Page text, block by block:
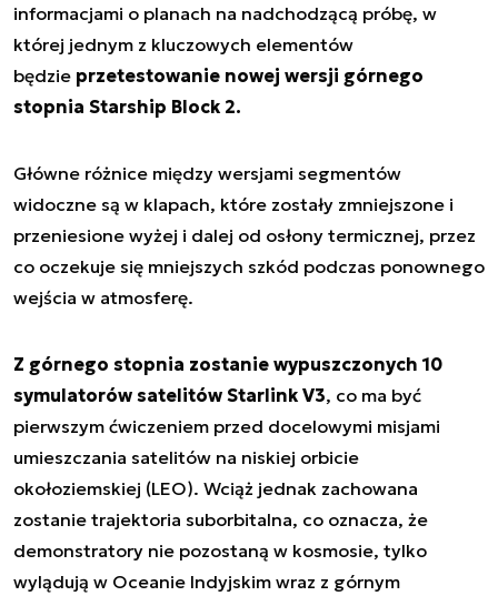
informacjami o planach na nadchodzącą próbę, w
której jednym z kluczowych elementów
będzie przetestowanie nowej wersji górnego
stopnia Starship Block 2.
Główne różnice między wersjami segmentów
widoczne są w klapach, które zostały zmniejszone i
przeniesione wyżej i dalej od osłony termicznej, przez
co oczekuje się mniejszych szkód podczas ponownego
wejścia w atmosferę.
Z górnego stopnia zostanie wypuszczonych 10
symulatorów satelitów Starlink V3, co ma być
pierwszym ćwiczeniem przed docelowymi misjami
umieszczania satelitów na niskiej orbicie
okołoziemskiej (LEO). Wciąż jednak zachowana
zostanie trajektoria suborbitalna, co oznacza, że
demonstratory nie pozostaną w kosmosie, tylko
wylądują w Oceanie Indyjskim wraz z górnym